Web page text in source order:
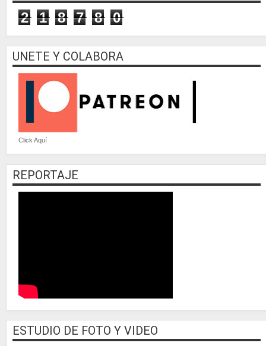
2 1 8 7 8 0
UNETE Y COLABORA
Click Aquí
REPORTAJE
ESTUDIO DE FOTO Y VIDEO